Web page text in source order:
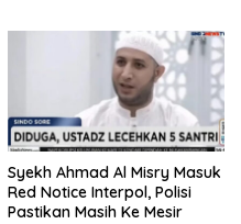
Syekh Ahmad Al Misry Masuk
Red Notice Interpol, Polisi
Pastikan Masih Ke Mesir